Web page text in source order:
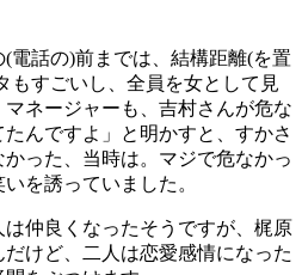
電話の)前までは、結構距離(を置
すごいし、全員を女として見
ネージャーも、吉村さんが危な
んですよ」と明かすと、すかさ
った、当時は。マジで危なかっ
を誘っていました。
仲良くなったそうですが、梶原
けど、二人は恋愛感情になった